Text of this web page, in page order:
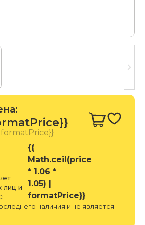
лиц и
{{
Math.ceil(price
* 1.06 *
1.05) |
formatPrice}}
наличия и не является